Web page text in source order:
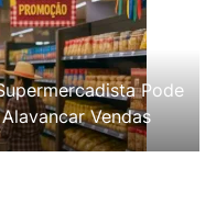
Pode
Vendas